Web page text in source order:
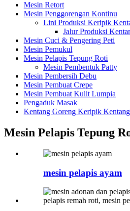
Mesin Retort
Mesin Penggorengan Kontinu
Lini Produksi Keripik
Jalur Produksi
Mesin Cuci & Pengering Peti
Mesin Pemukul
Mesin Pelapis Tepung Roti
Mesin Pembentuk Patty
Mesin Pembersih Debu
Mesin Pembuat Crepe
Mesin Pembuat Kulit Lumpia
Pengaduk Masak
Kentang Goreng Keripik Kentang
Mesin Pelapis Tepung
mesin pelapis ayam